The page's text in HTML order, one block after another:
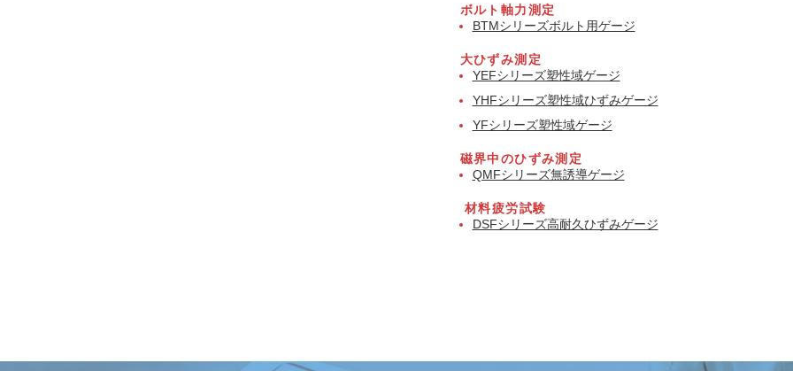
ボルト軸力測定
BTMシリーズボルト用ゲージ
大ひずみ測定
YEFシリーズ塑性域ゲージ
YHFシリーズ塑性域ひずみゲージ
YFシリーズ塑性域ゲージ
磁界中のひずみ測定
QMFシリーズ無誘導ゲージ
材料疲労試験
DSFシリーズ高耐久ひずみゲージ